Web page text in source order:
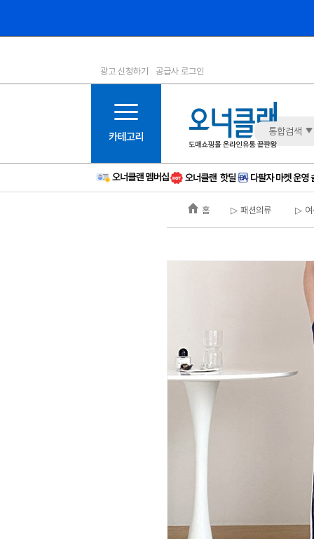
1등급
6등급
11등급
12등급
15등급
16등급
광고 신청하기 공급사 로그인
통합검색
홈 ▷ 패션의류 ▷ 여